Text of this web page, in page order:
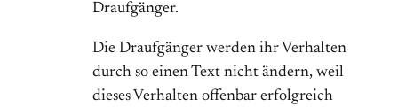
Draufgänger.
Die Draufgänger werden ihr Verhalten
durch so einen Text nicht ändern, weil
dieses Verhalten offenbar erfolgreich